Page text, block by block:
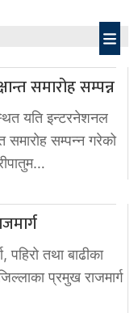
समारोह सम्पन्न
यति इन्टरनेशनल
समारोह सम्पन्न गरेको
पहिरो तथा बाढीका
प्रमुख राजमार्ग